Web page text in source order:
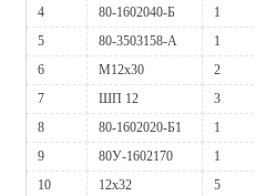
4
80-1602040-Б
1
5
80-3503158-А
1
6
М12х30
2
7
ШП 12
3
8
80-1602020-Б1
1
9
80У-1602170
1
10
12х32
5